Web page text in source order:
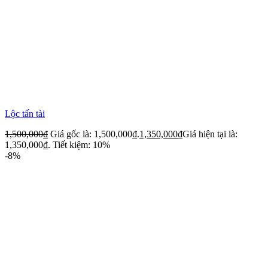
Lộc tấn tài
1,500,000₫ Giá gốc là: 1,500,000₫.1,350,000₫Giá hiện tại là:
1,350,000₫. Tiết kiệm: 10%
-8%